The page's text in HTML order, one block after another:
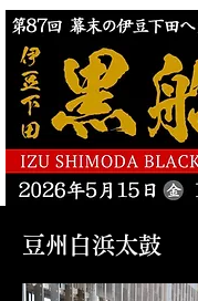
豆州白浜太鼓